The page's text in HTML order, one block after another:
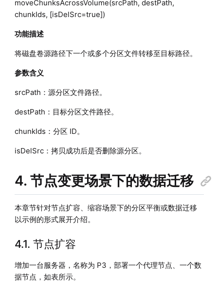
moveChunksAcrossVolume(srcPath, destPath,
chunkIds, [isDelSrc=true])
功能描述
将磁盘卷源路径下一个或多个分区文件转移至目标路径。
参数含义
srcPath：源分区文件路径。
destPath：目标分区文件路径。
chunkIds：分区 ID。
isDelSrc：拷贝成功后是否删除源分区。
4. 节点变更场景下的数据迁移
本章节针对节点扩容、缩容场景下的分区平衡或数据迁移
以示例的形式展开介绍。
4.1. 节点扩容
增加一台服务器，名称为 P3，部署一个代理节点、一个数
据节点，如表所示。